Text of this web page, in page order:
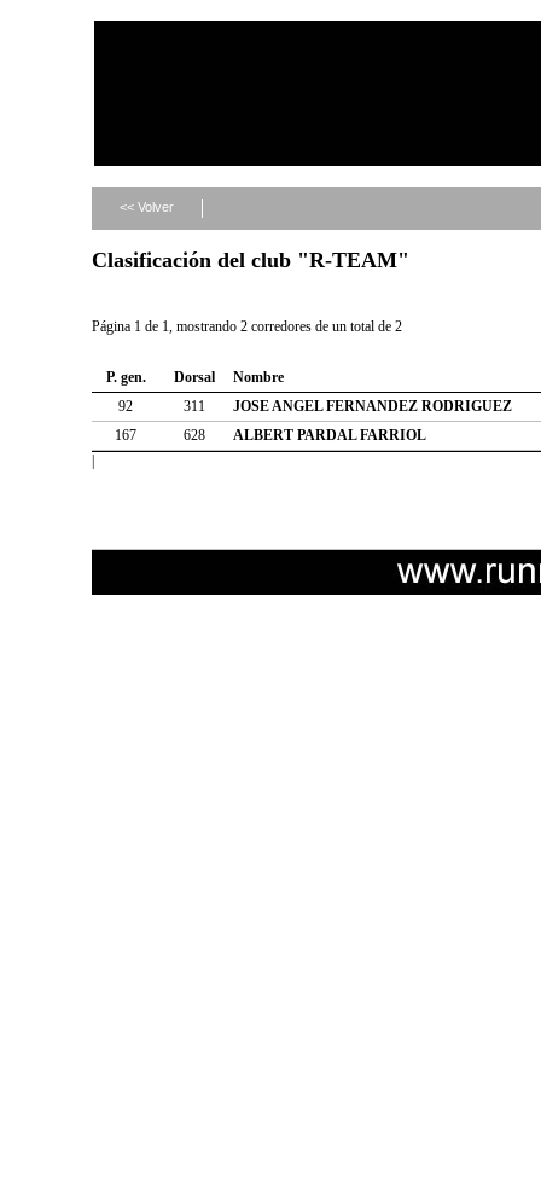
<< Volver
Clasificación del club "R-TEAM"
Página 1 de 1, mostrando 2 corredores de un total de 2
P. gen. Dorsal
Nombre
92
311
JOSE ANGEL FERNANDEZ RODRIGUEZ
167
628
ALBERT PARDAL FARRIOL
|